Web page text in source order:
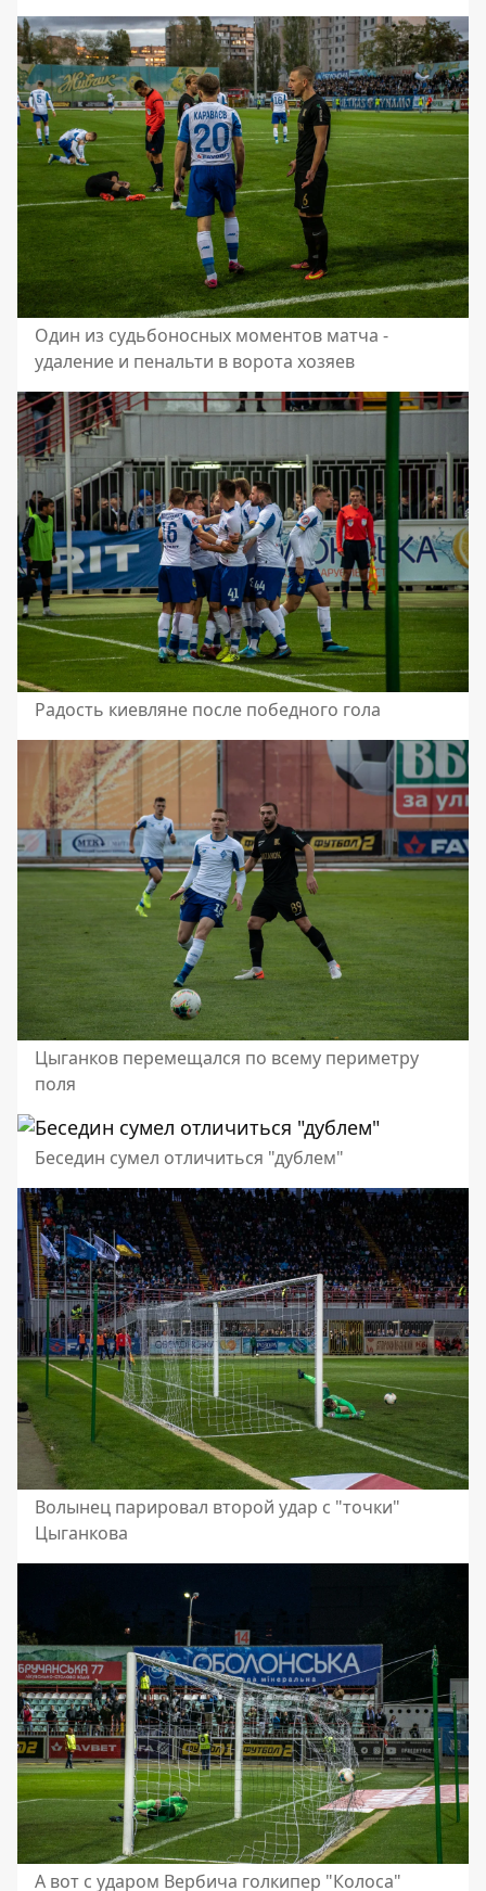
Один из судьбоносных моментов матча -
удаление и пенальти в ворота хозяев
Радость киевляне после победного гола
Цыганков перемещался по всему периметру
поля
Беседин сумел отличиться "дублем"
Волынец парировал второй удар с "точки"
Цыганкова
А вот с ударом Вербича голкипер "Колоса"